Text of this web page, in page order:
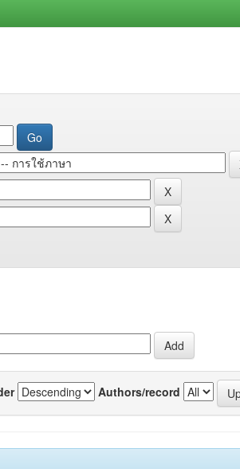
Authors/record